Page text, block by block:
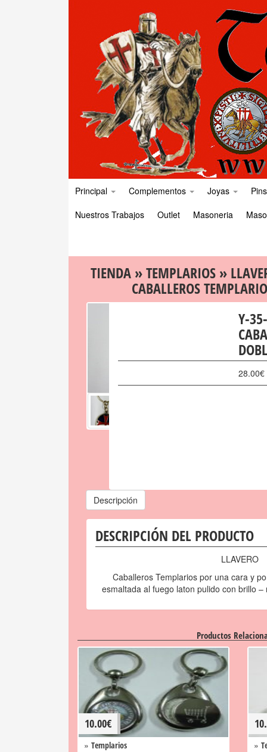
Principal Complementos Joyas
Pins
Nuestros Trabajos
Outlet Masoneria
TIENDA »TEMPLARIOS »
CABALLEROS
Y-
28.00€
Descripción
DESCRIPCIÓN DEL PRODUCTO
LLAVERO
Caballeros Templarios por una cara y
esmaltada al fuego laton pulido con brillo
Productos
10.00€
» Templarios »